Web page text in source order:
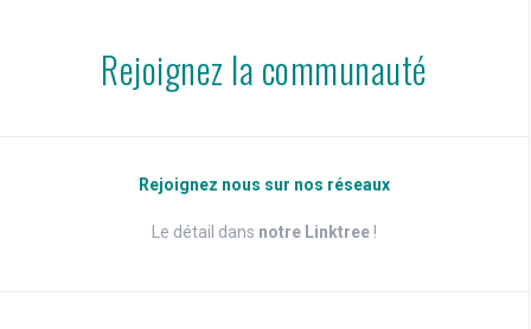
Rejoignez la communauté
Rejoignez nous sur nos réseaux
Le détail dans notre Linktree !